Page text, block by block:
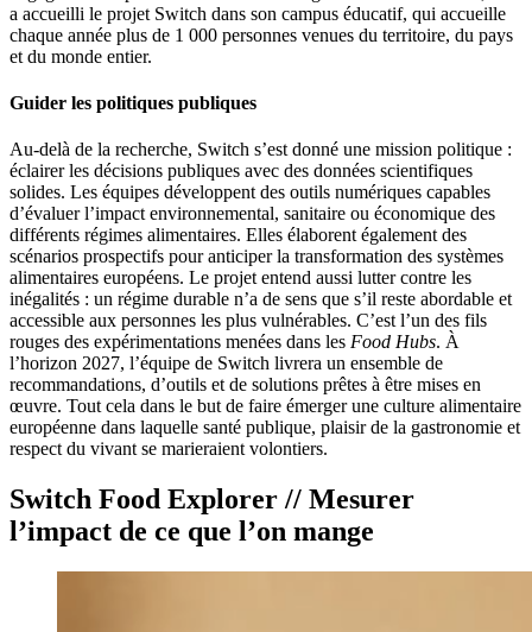
a accueilli le projet Switch dans son campus éducatif, qui accueille
chaque année plus de 1 000 personnes venues du territoire, du pays
et du monde entier.
Guider les politiques publiques
Au-delà de la recherche, Switch s’est donné une mission politique :
éclairer les décisions publiques avec des données scientifiques
solides. Les équipes développent des outils numériques capables
d’évaluer l’impact environnemental, sanitaire ou économique des
différents régimes alimentaires. Elles élaborent également des
scénarios prospectifs pour anticiper la transformation des systèmes
alimentaires européens. Le projet entend aussi lutter contre les
inégalités : un régime durable n’a de sens que s’il reste abordable et
accessible aux personnes les plus vulnérables. C’est l’un des fils
rouges des expérimentations menées dans les Food Hubs. À
l’horizon 2027, l’équipe de Switch livrera un ensemble de
recommandations, d’outils et de solutions prêtes à être mises en
œuvre. Tout cela dans le but de faire émerger une culture alimentaire
européenne dans laquelle santé publique, plaisir de la gastronomie et
respect du vivant se marieraient volontiers.
Switch Food Explorer // Mesurer
l’impact de ce que l’on mange